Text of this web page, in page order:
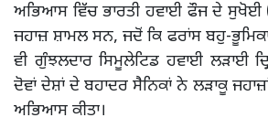
ਅਭਿਆਸ ਵਿੱਚ ਭਾਰਤੀ ਹਵਾਈ ਫੌਜ ਦੇ ਸੁਖੋਈ
ਜਹਾਜ਼ ਸ਼ਾਮਲ ਸਨ, ਜਦੋਂ ਕਿ ਫਰਾਂਸ ਬਹੁ-
ਵੀ ਗੁੰਝਲਦਾਰ ਸਿਮੂਲੇਟਿਡ ਹਵਾਈ ਲੜਾਈ
ਦੋਵਾਂ ਦੇਸ਼ਾਂ ਦੇ ਬਹਾਦਰ ਸੈਨਿਕਾਂ ਨੇ ਲੜਾਕੂ
ਅਭਿਆਸ ਕੀਤਾ।